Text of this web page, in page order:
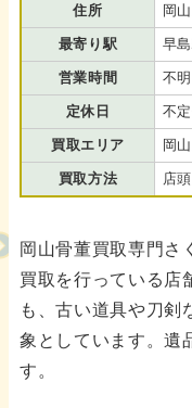
住所
岡
最寄り駅
早
営業時間
不明
定休日
不
買取エリア
岡
買取方法
店
岡山骨董買取専門さ
買取を行っている店
も、古い道具や刀剣
象としています。遺
す。